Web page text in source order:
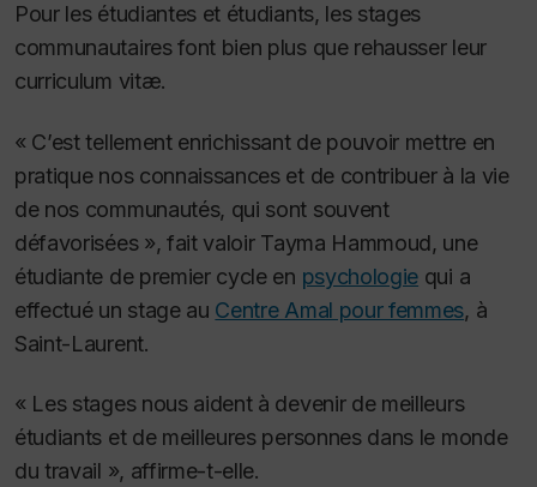
Pour les étudiantes et étudiants, les stages
communautaires font bien plus que rehausser leur
curriculum vitæ.
« C’est tellement enrichissant de pouvoir mettre en
pratique nos connaissances et de contribuer à la vie
de nos communautés, qui sont souvent
défavorisées », fait valoir Tayma Hammoud, une
étudiante de premier cycle en psychologie qui a
effectué un stage au Centre Amal pour femmes, à
Saint-Laurent.
« Les stages nous aident à devenir de meilleurs
étudiants et de meilleures personnes dans le monde
du travail », affirme-t-elle.